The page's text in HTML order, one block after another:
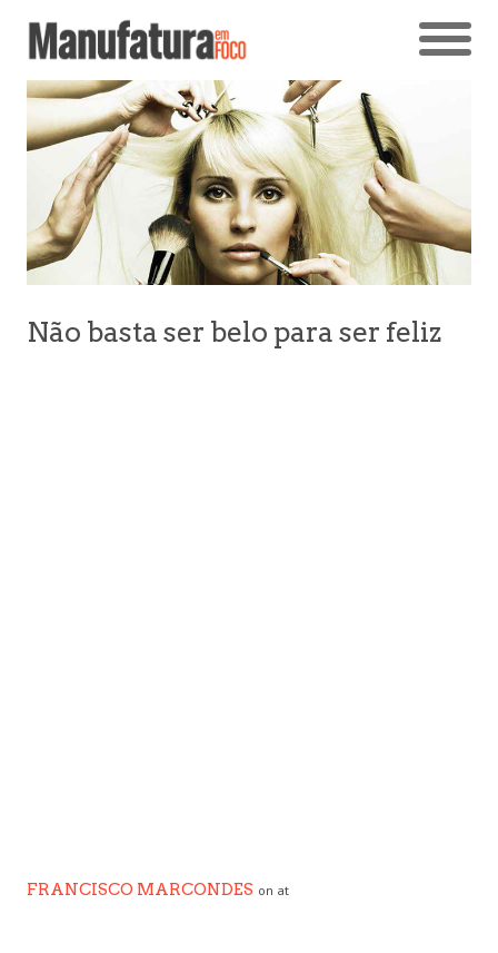
Não basta ser belo para ser feliz
FRANCISCO MARCONDES on at